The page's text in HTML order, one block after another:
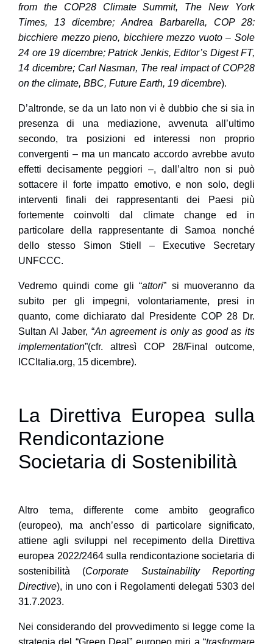
from the COP28 Climate Summit, The New York
Times, 13 dicembre; Andrea Barbarella, COP 28:
bicchiere mezzo pieno, bicchiere mezzo vuoto – Sole
24 ore 19 dicembre; Patrick Jenkis, Editor’s Digest FT,
14 dicembre; Carl Nasman, The real impact of COP28
on the climate, BBC, Future Earth, 19 dicembre).
D’altronde, se da un lato non vi è dubbio che si sia in
presenza di una mediazione, avvenuta all’ultimo
secondo, tra posizioni ed interessi non proprio
convergenti – ma un mancato accordo avrebbe avuto
effetti decisamente peggiori –, dall’altro non si può
sottacere il forte impatto emotivo, e non solo, degli
interventi finali dei rappresentanti dei Paesi più
fortemente coinvolti dal climate changeed in
particolare della rappresentante di Samoa nonché
dello stesso Simon Stiell – Executive Secretary
UNFCCC.
Vedremo quindi come gli “attori” si muoveranno da
subito per gli impegni, volontariamente, presi in
quanto, come dichiarato dal Presidente COP 28 Dr.
Sultan Al Jaber, “An agreement is only as good as its
implementation”(cfr. altresì COP 28/Final outcome,
ICCItalia.org, 15 dicembre).
La Direttiva Europea sulla
Rendicontazione
Societaria di Sostenibilità
Altro tema, differente come ambito geografico
(europeo), ma anch’esso di particolare significato,
attiene agli sviluppi nel recepimento della Direttiva
europea 2022/2464sulla rendicontazione societaria di
sostenibilità (Corporate Sustainability Reporting
Directive), in uno con i Regolamenti delegati 5303 del
31.7.2023.
Nei considerando del provvedimento si legge come la
strategia del “Green Deal” europeo miri a “trasformare